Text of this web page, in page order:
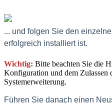
... und folgen Sie den
erfolgreich installiert ist.
Wichtig: Bitte beachten Sie die
Konfiguration und dem Zulassen
Systemerweiterung.
Führen Sie danach einen